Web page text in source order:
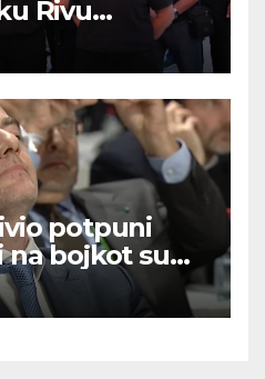
Rivu
potpuni
na bojkot su
prodaje